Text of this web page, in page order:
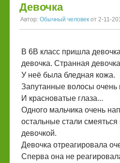
Девочка
Автор: Обычный человек от 2-11-
В 6В класс пришла
девочка. Странная
У неё была бледная кожа.
Запутанные волосы очень
И красноватые глаза...
Одного мальчика очень
остальные стали
девочкой.
Девочка отреагировала
Сперва она не